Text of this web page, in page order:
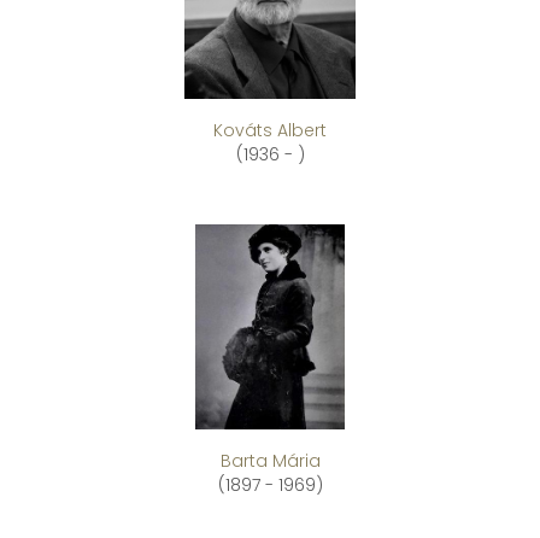
Kováts Albert
(1936 - )
Barta Mária
(1897 - 1969)